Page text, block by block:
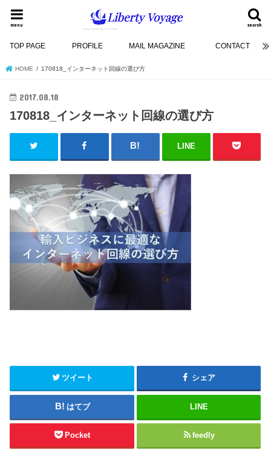
search
menu
TOP PAGE PROFILE MAIL MAGAZINE CONTACT
HOME 170818_インターネット回線の選び方
2017.08.18
170818_インターネット回線の選び方
LINE
ツイート シェア
はてブ LINE
Pocket feedly